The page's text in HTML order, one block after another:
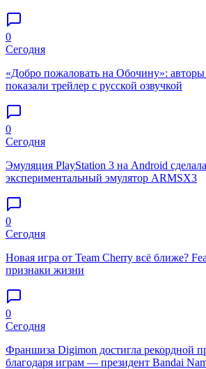
0
Сегодня
«Добро пожаловать на Обочину»: авторы
показали трейлер с русской озвучкой
0
Сегодня
Эмуляция PlayStation 3 на Android
экспериментальный эмулятор ARMSX3
0
Сегодня
Новая игра от Team Cherry всё ближе?
признаки жизни
0
Сегодня
Франшиза Digimon достигла рекордной
благодаря играм — президент Bandai